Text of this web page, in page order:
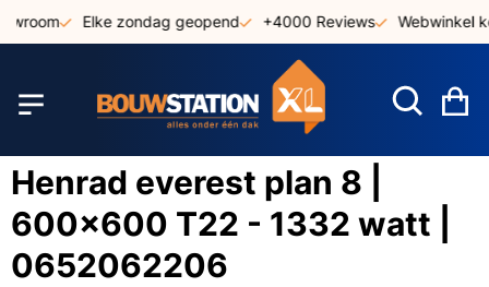
Elke zondag geopend +4000 Reviews Webwinkel
Henrad everest plan 8 |
600x600 T22 - 1332 watt |
0652062206